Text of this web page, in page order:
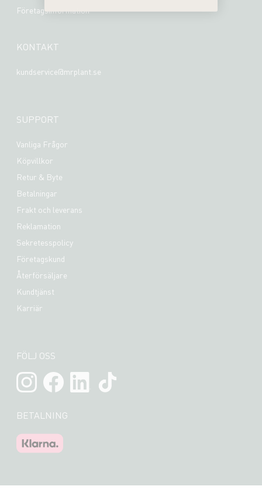
Företagsinformation
KONTAKT
kundservice@mrplant.se
SUPPORT
Vanliga Frågor
Köpvillkor
Retur & Byte
Betalningar
Frakt och leverans
Reklamation
Sekretesspolicy
Företagskund
Återförsäljare
Kundtjänst
Karriär
FÖLJ OSS
BETALNING